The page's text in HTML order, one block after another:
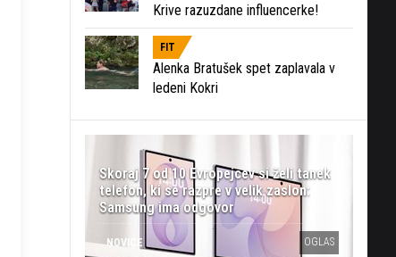
Krive razuzdane influencerke!
FIT
Alenka Bratušek spet zaplavala v
ledeni Kokri
Skoraj 7 od 10 Evropejcev si želi tanek
telefon, ki se razpre v velik zaslon:
Samsung ima odgovor
NOVICE OGLAS